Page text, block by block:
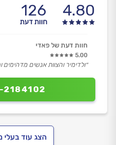
4.80
126
חוות דעת
2184102
חוות דעת של פאדי
5.00
״ולדימיר והצוות אנשים מדהימים
הצג עוד בעלי